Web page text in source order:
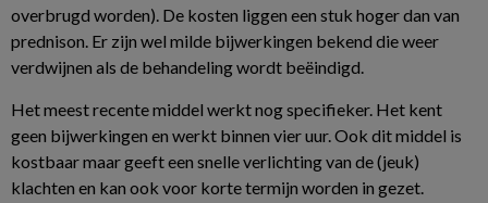
overbrugd worden). De kosten liggen een stuk hoger dan van
prednison. Er zijn wel milde bijwerkingen bekend die weer
verdwijnen als de behandeling wordt beëindigd.
Het meest recente middel werkt nog specifieker. Het kent
geen bijwerkingen en werkt binnen vier uur. Ook dit middel is
kostbaar maar geeft een snelle verlichting van de (jeuk)
klachten en kan ook voor korte termijn worden in gezet.